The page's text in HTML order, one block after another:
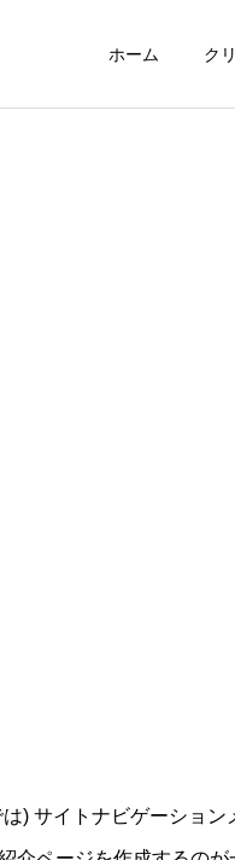
ホーム ク
) サイトナビゲーショ